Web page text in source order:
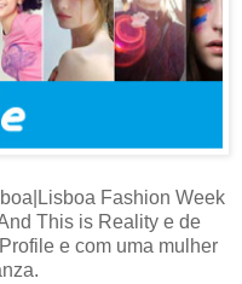
Fashion Week
This is Reality e de
e com uma mulher